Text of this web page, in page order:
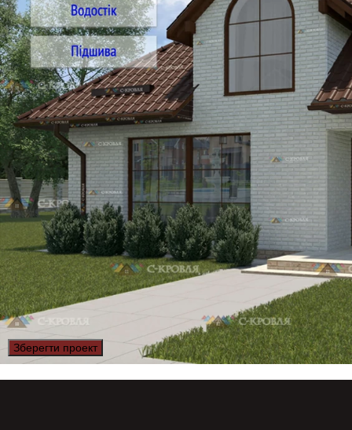
Зберегти проект